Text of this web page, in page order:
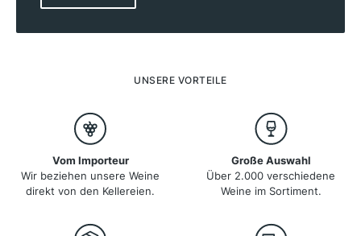
verleiht. Das kontinentale Klima mit kalten Wintern und
Lagrein. Die Weißweine zeichnen sich durch ihre
und Eleganz überzeugen.
UNSERE VORTEILE
Vom Importeur
Wir beziehen unsere Weine
direkt von den Kellereien.
Große Auswahl
Über 2.000 verschiedene
Weine im Sortiment.